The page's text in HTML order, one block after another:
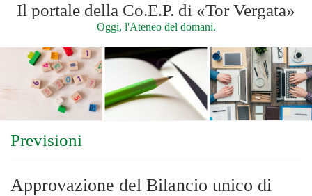
Il portale della Co.E.P. di «Tor Vergata»
Oggi, l'Ateneo del domani.
Previsioni
Approvazione del Bilancio unico di